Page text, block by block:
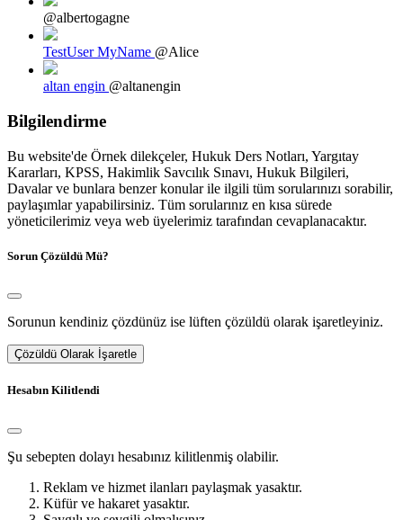
@albertogagne
TestUser MyName @Alice
altan engin @altanengin
Bilgilendirme
Bu website'de Örnek dilekçeler, Hukuk Ders Notları, Yargıtay
Kararları, KPSS, Hakimlik Savcılık Sınavı, Hukuk Bilgileri,
Davalar ve bunlara benzer konular ile ilgili tüm sorularınızı sorabilir,
paylaşımlar yapabilirsiniz. Tüm sorularınız en kısa sürede
yöneticilerimiz veya web üyelerimiz tarafından cevaplanacaktır.
Sorun Çözüldü Mü?
Sorunun kendiniz çözdünüz ise lüften çözüldü olarak işaretleyiniz.
Çözüldü Olarak İşaretle
Hesabın Kilitlendi
Şu sebepten dolayı hesabınız kilitlenmiş olabilir.
Reklam ve hizmet ilanları paylaşmak yasaktır.
Küfür ve hakaret yasaktır.